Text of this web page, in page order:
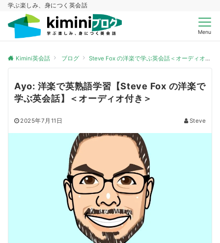
学ぶ楽しみ、身につく英会話
Menu
Kimini英会話 ブログ Steve Fox の洋楽で学ぶ英会話＜オーディオ付き＞
Ayo: 洋楽で英熟語学習【Steve Fox の洋楽で
学ぶ英会話】＜オーディオ付き＞
2025年7月11日 Steve